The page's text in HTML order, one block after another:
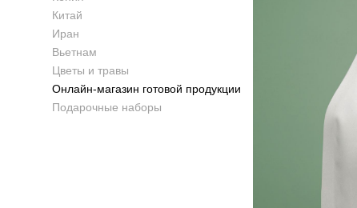
Китай
Иран
Вьетнам
Цветы и травы
Онлайн-магазин готовой продукции
Подарочные наборы